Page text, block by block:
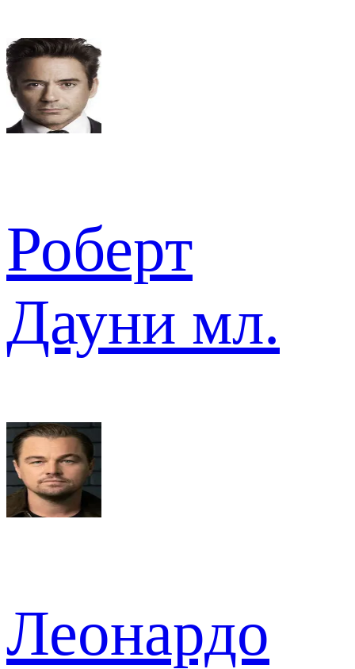
Роберт
Дауни мл.
Леонардо